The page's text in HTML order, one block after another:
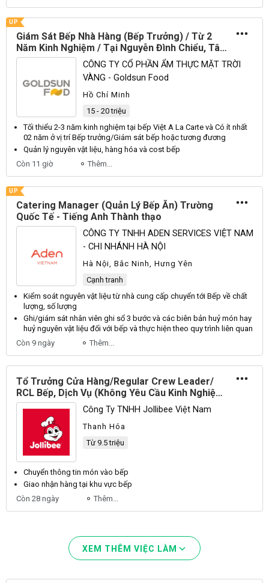
UP
Giám Sát Bếp Nhà Hàng (Bếp Trưởng) / Từ 2
Năm Kinh Nghiệm / Tại Nguyễn Đình Chiểu, Tân
Định, HCM
CÔNG TY CỔ PHẦN ẨM THỰC MẶT TRỜI
VÀNG - Goldsun Food
Hồ Chí Minh
15 - 20 triệu
Tối thiểu 2-3 năm kinh nghiệm tại bếp Việt A La Carte và Có ít nhất
02 năm ở vị tríBếp trưởng/Giám sát bếp hoặc tương đương
Quản lý nguyên vật liệu, hàng hóa và cost bếp
Còn 11 giờ
Thêm...
UP
Catering Manager (Quản Lý Bếp Ăn) Trường
Quốc Tế - Tiếng Anh Thành thạo
CÔNG TY TNHH ADEN SERVICES VIỆT NAM
- CHI NHÁNH HÀ NỘI
Hà Nội, Bắc Ninh, Hưng Yên
Cạnh tranh
Kiểm soát nguyên vật liệu từ nhà cung cấp chuyển tới Bếp về chất
lượng, số lượng
Ghi/giám sát nhân viên ghi sổ 3 bước và các biên bản huỷ món hay
huỷ nguyên vật liệu đối với bếp và thực hiện theo quy trình liên quan
Còn 9 ngày
Thêm...
Tổ Trưởng Cửa Hàng/Regular Crew Leader/
RCL Bếp, Dịch Vụ (Không Yêu Cầu Kinh Nghiệm)
(TP Thanh Hóa)Công Ty TNHH Jollibee Việt Nam
Thanh Hóa
Từ 9.5 triệu
Chuyển thông tin món vào bếp
Giao nhận hàng tại khu vực bếp
Còn 28 ngày
Thêm...
XEM THÊM VIỆC LÀM